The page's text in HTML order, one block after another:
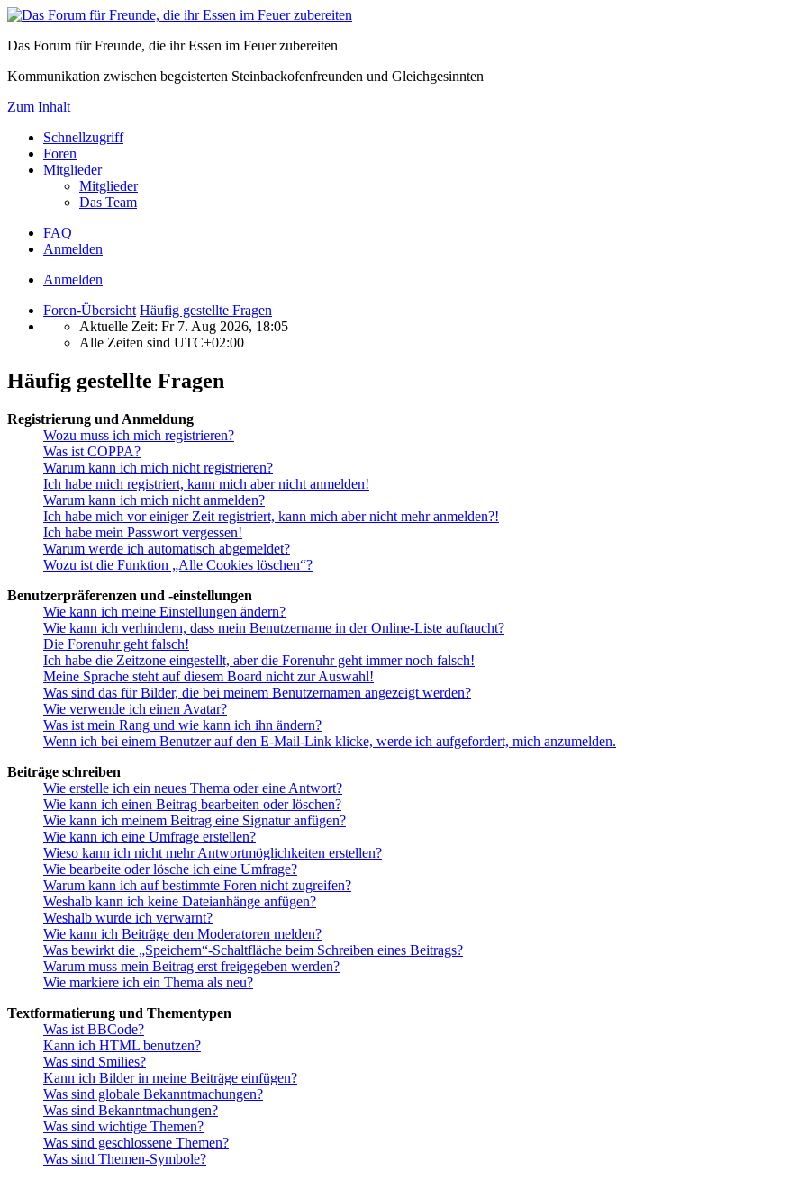
Das Forum für Freunde, die ihr Essen im Feuer zubereiten
Kommunikation zwischen begeisterten Steinbackofenfreunden und Gleichgesinnten
Zum Inhalt
Schnellzugriff
Foren
Mitglieder
Mitglieder
Das Team
FAQ
Anmelden
Anmelden
Foren-Übersicht Häufig gestellte Fragen
Aktuelle Zeit: Fr 7. Aug 2026, 18:05
Alle Zeiten sind UTC+02:00
Häufig gestellte Fragen
Registrierung und Anmeldung
Wozu muss ich mich registrieren?
Was ist COPPA?
Warum kann ich mich nicht registrieren?
Ich habe mich registriert, kann mich aber nicht anmelden!
Warum kann ich mich nicht anmelden?
Ich habe mich vor einiger Zeit registriert, kann mich aber nicht mehr anmelden?!
Ich habe mein Passwort vergessen!
Warum werde ich automatisch abgemeldet?
Wozu ist die Funktion „Alle Cookies löschen“?
Benutzerpräferenzen und -einstellungen
Wie kann ich meine Einstellungen ändern?
Wie kann ich verhindern, dass mein Benutzername in der Online-Liste auftaucht?
Die Forenuhr geht falsch!
Ich habe die Zeitzone eingestellt, aber die Forenuhr geht immer noch falsch!
Meine Sprache steht auf diesem Board nicht zur Auswahl!
Was sind das für Bilder, die bei meinem Benutzernamen angezeigt werden?
Wie verwende ich einen Avatar?
Was ist mein Rang und wie kann ich ihn ändern?
Wenn ich bei einem Benutzer auf den E-Mail-Link klicke, werde ich aufgefordert, mich anzumelden.
Beiträge schreiben
Wie erstelle ich ein neues Thema oder eine Antwort?
Wie kann ich einen Beitrag bearbeiten oder löschen?
Wie kann ich meinem Beitrag eine Signatur anfügen?
Wie kann ich eine Umfrage erstellen?
Wieso kann ich nicht mehr Antwortmöglichkeiten erstellen?
Wie bearbeite oder lösche ich eine Umfrage?
Warum kann ich auf bestimmte Foren nicht zugreifen?
Weshalb kann ich keine Dateianhänge anfügen?
Weshalb wurde ich verwarnt?
Wie kann ich Beiträge den Moderatoren melden?
Was bewirkt die „Speichern“-Schaltfläche beim Schreiben eines Beitrags?
Warum muss mein Beitrag erst freigegeben werden?
Wie markiere ich ein Thema als neu?
Textformatierung und Thementypen
Was ist BBCode?
Kann ich HTML benutzen?
Was sind Smilies?
Kann ich Bilder in meine Beiträge einfügen?
Was sind globale Bekanntmachungen?
Was sind Bekanntmachungen?
Was sind wichtige Themen?
Was sind geschlossene Themen?
Was sind Themen-Symbole?